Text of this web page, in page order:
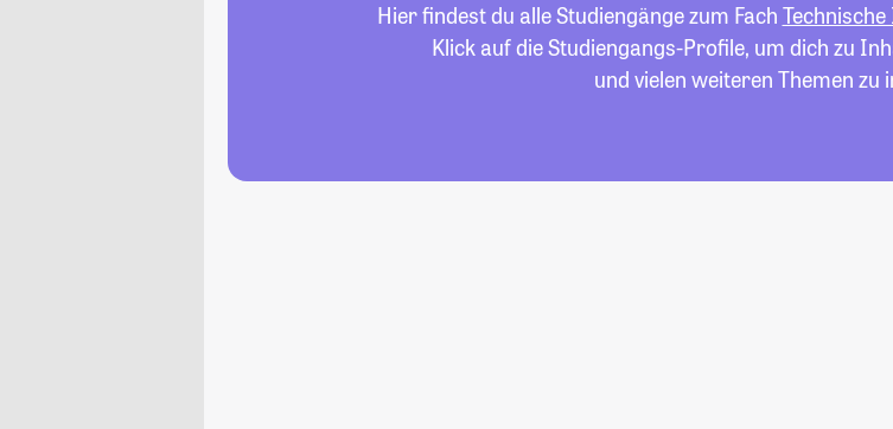
Hier findest du alle Studiengänge zum Fach
Klick auf die Studiengangs-Profile, um dich zu
und vielen weiteren Themen zu